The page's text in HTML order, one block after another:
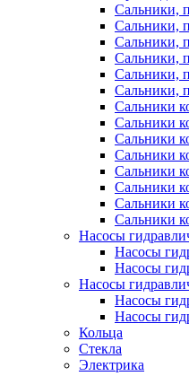
Сальники,
Сальники,
Сальники,
Сальники,
Сальники,
Сальники,
Сальники
Сальники
Сальники
Сальники
Сальники
Сальники
Сальники
Сальники
Насосы
Насосы
Насосы
Насосы
Насосы
Насосы
Кольца
Стекла
Электрика